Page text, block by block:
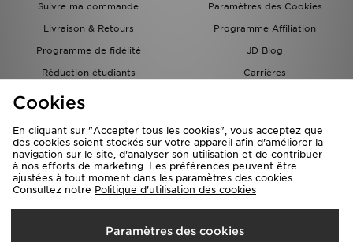
Suivre ma commande
Paramètres des Cookies
Livraison & Retours
Programme Affiliation
Programme de fidélité
JD Blog
Réduction étudiants
Carrières
Carte Cadeau
Livraison Vers
France
Cookies
En cliquant sur "Accepter tous les cookies", vous acceptez que
des cookies soient stockés sur votre appareil afin d'améliorer la
navigation sur le site, d'analyser son utilisation et de contribuer
à nos efforts de marketing. Les préférences peuvent être
ajustées à tout moment dans les paramètres des cookies.
Consultez notre Politique d'utilisation des cookies
Paramètres des cookies